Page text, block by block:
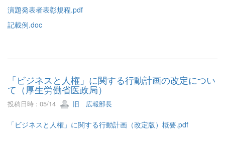
演題発表者表彰規程.pdf
記載例.doc
「ビジネスと人権」に関する行動計画の改定につい
て（厚生労働省医政局）
投稿日時 : 05/14 旧 広報部長
「ビジネスと人権」に関する行動計画（改定版）概要.pdf